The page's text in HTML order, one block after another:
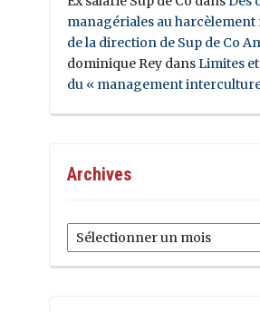
managériales au harcèlement
de la direction de Sup de Co
dominique Rey dansLimites
du « management
Archives
Archives